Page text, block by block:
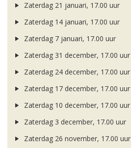
Zaterdag 21 januari, 17.00 uur
Zaterdag 14 januari, 17.00 uur
Zaterdag 7 januari, 17.00 uur
Zaterdag 31 december, 17.00 uur
Zaterdag 24 december, 17.00 uur
Zaterdag 17 december, 17.00 uur
Zaterdag 10 december, 17.00 uur
Zaterdag 3 december, 17.00 uur
Zaterdag 26 november, 17.00 uur